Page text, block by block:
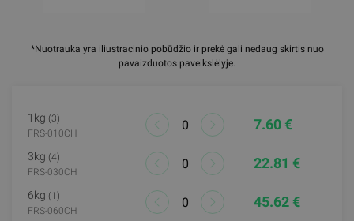
*Nuotrauka yra iliustracinio pobūdžio ir prekė gali nedaug skirtis nuo
pavaizduotos paveikslėlyje.
1kg (3)
FRS-010CH
7.60 €
3kg (4)
FRS-030CH
22.81 €
6kg (1)
FRS-060CH
45.62 €